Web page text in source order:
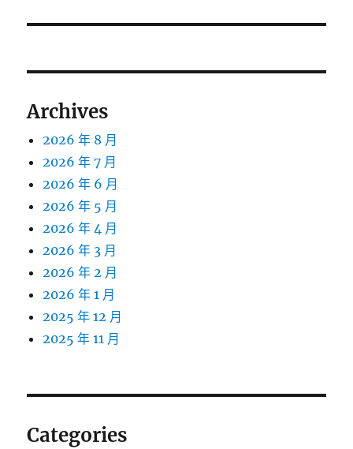
文
Archives
2026 年 8 月
2026 年 7 月
2026 年 6 月
2026 年 5 月
2026 年 4 月
2026 年 3 月
2026 年 2 月
2026 年 1 月
2025 年 12 月
2025 年 11 月
Categories